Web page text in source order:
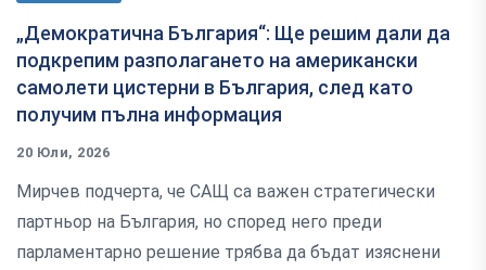
„Демократична България“: Ще решим дали да
подкрепим разполагането на американски
самолети цистерни в България, след като
получим пълна информация
20 Юли, 2026
Мирчев подчерта, че САЩ са важен стратегически
партньор на България, но според него преди
парламентарно решение трябва да бъдат изяснени